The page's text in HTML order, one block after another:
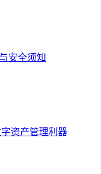
安全须知
资产管理利器